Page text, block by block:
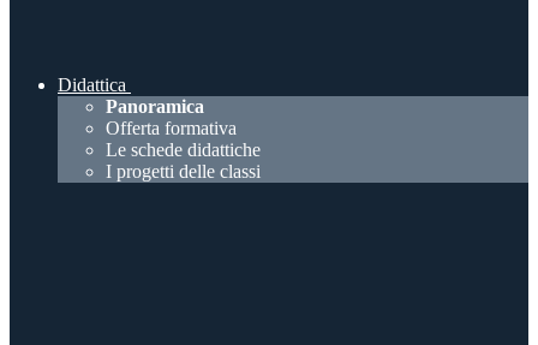
Didattica
Panoramica
Offerta formativa
Le schede didattiche
I progetti delle classi